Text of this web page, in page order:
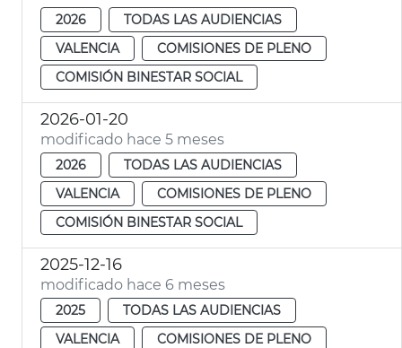
2026
TODAS LAS AUDIENCIAS
VALENCIA
COMISIONES DE PLENO
COMISIÓN BINESTAR SOCIAL
2026-01-20
modificado hace 5 meses
2026
TODAS LAS AUDIENCIAS
VALENCIA
COMISIONES DE PLENO
COMISIÓN BINESTAR SOCIAL
2025-12-16
modificado hace 6 meses
2025
TODAS LAS AUDIENCIAS
VALENCIA
COMISIONES DE PLENO